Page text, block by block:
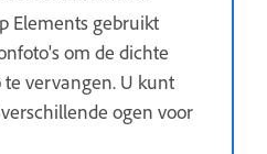
Elements gebruikt
om de dichte
vervangen. U kunt
ogen voor